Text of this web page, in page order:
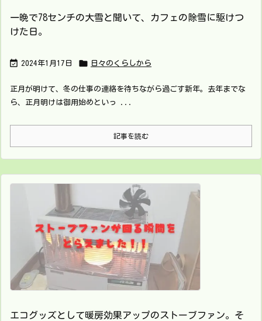
一晩で78センチの大雪と聞いて、カフェの除雪に駆けつ
けた日。
 2024年1月17日  日々のくらしから
正月が明けて、冬の仕事の連絡を待ちながら過ごす新年。去年までな
ら、正月明けは御用始めといっ ...
記事を読む
エコグッズとして暖房効果アップのストーブファン。そ